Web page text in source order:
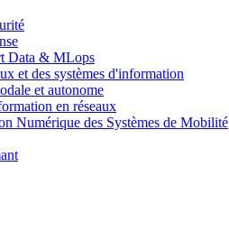
Data & MLops
et des systèmes d'information
et autonome
en réseaux
Numérique des Systèmes de Mobilité